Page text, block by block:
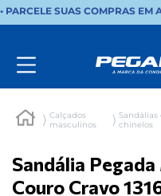
• PARCELE SUAS COMPRAS EM
Calçados
masculinos
Sandálias
chinelos
Sandália
Couro Cravo